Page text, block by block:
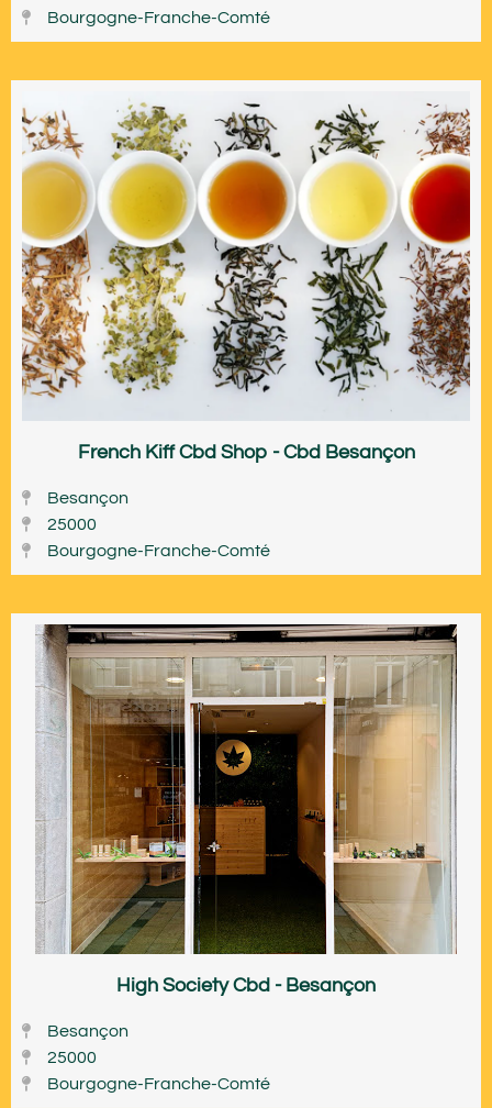
Bourgogne-Franche-Comté
French Kiff Cbd Shop - Cbd Besançon
Besançon
25000
Bourgogne-Franche-Comté
High Society Cbd - Besançon
Besançon
25000
Bourgogne-Franche-Comté